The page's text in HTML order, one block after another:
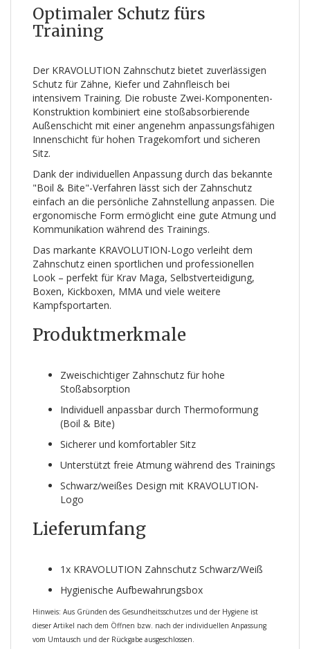
Optimaler Schutz fürs
Training
Der KRAVOLUTION Zahnschutz bietet zuverlässigen
Schutz für Zähne, Kiefer und Zahnfleisch bei
intensivem Training. Die robuste Zwei-Komponenten-
Konstruktion kombiniert eine stoßabsorbierende
Außenschicht mit einer angenehm anpassungsfähigen
Innenschicht für hohen Tragekomfort und sicheren
Sitz.
Dank der individuellen Anpassung durch das bekannte
"Boil & Bite"-Verfahren lässt sich der Zahnschutz
einfach an die persönliche Zahnstellung anpassen. Die
ergonomische Form ermöglicht eine gute Atmung und
Kommunikation während des Trainings.
Das markante KRAVOLUTION-Logo verleiht dem
Zahnschutz einen sportlichen und professionellen
Look – perfekt für Krav Maga, Selbstverteidigung,
Boxen, Kickboxen, MMA und viele weitere
Kampfsportarten.
Produktmerkmale
Zweischichtiger Zahnschutz für hohe
Stoßabsorption
Individuell anpassbar durch Thermoformung
(Boil & Bite)
Sicherer und komfortabler Sitz
Unterstützt freie Atmung während des Trainings
Schwarz/weißes Design mit KRAVOLUTION-
Logo
Lieferumfang
1x KRAVOLUTION Zahnschutz Schwarz/Weiß
Hygienische Aufbewahrungsbox
Hinweis: Aus Gründen des Gesundheitsschutzes und der Hygiene ist
dieser Artikel nach dem Öffnen bzw. nach der individuellen Anpassung
vom Umtausch und der Rückgabe ausgeschlossen.